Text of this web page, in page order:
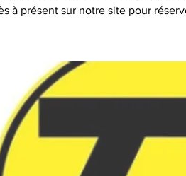
à présent sur notre site pour